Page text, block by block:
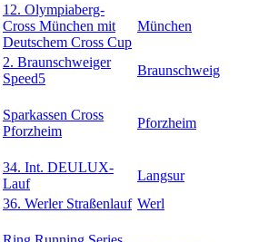
12. Olympiaberg-
Cross München mit
Deutschem Cross Cup
München
2. Braunschweiger
Speed5
Braunschweig
Sparkassen Cross
Pforzheim
Pforzheim
34. Int. DEULUX-
Lauf
Langsur
36. Werler Straßenlauf Werl